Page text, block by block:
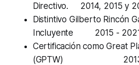
Directivo. 2014, 2015 y
Distintivo Gilberto Rincón
Incluyente 2015 -
Certificación como Great
(GPTW) 2013 -